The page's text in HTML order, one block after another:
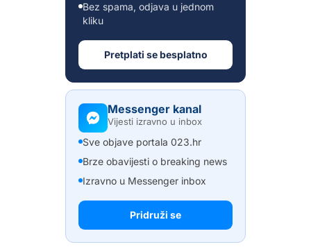
Bez spama, odjava u jednom
kliku
Pretplati se besplatno
Messenger kanal
Vijesti izravno u inbox
Sve objave portala 023.hr
Brze obavijesti o breaking news
Izravno u Messenger inbox
Pridruži se